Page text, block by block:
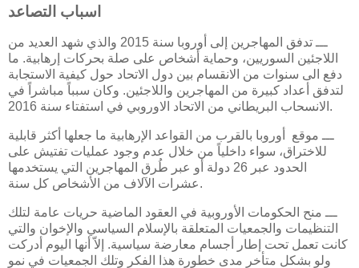
اسباب التصاعد
ـــ تدفق المهاجرين إلى أوروبا سنة 2015 والذي شهد العديد من
اللاجئين السوريين، وحماية أشخاص على صلة بحركات إرهابية. ما
دفع الى سنوات من الانقسام بين دول الاتحاد حول كيفية الاستجابة
لتدفق أعداد كبيرة من المهاجرين واللاجئين. وكان سبباً مباشراً في
الانسحاب البريطاني من الاتحاد الاوروبي في استفتاء سنة 2016.
ـــ موقع أوروبا بالقرب من القواعد الإرهابية ما جعلها أكثر قابلية
للاختراق، سواء داخلياً من خلال عدم وجود عمليات تفتيش على
الحدود عبر 26 دولة أو عبر طُرق المهاجرين التي يستخدمها
عشرات الآلاف من الأشخاص كل سنة.
ـــ منح الحكومات الأوروبية في العقود الماضية حريات عامة لتلك
التنظيمات والجمعيات المتعلقة بالإسلام السياسي والإخوان والتي
كانت تعمل تحت إطار أجسام معارضة سياسية. إلاّ أنها اليوم أدركت
ولو بشكل متأخر مدى خطورة هذا الفكر وتلك الجمعيات في نمو